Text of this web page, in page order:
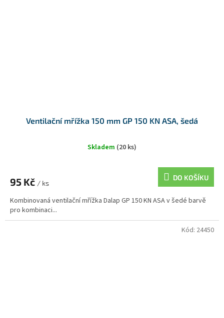
Ventilační mřížka 150 mm GP 150 KN ASA, šedá
Skladem (20 ks)
95 Kč / ks
DO KOŠÍKU
Kombinovaná ventilační mřížka Dalap GP 150 KN ASA v šedé barvě
pro kombinaci...
Kód: 24450